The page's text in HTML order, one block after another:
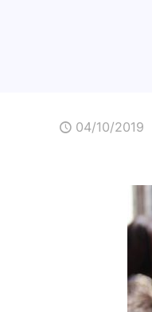
04/10/2019